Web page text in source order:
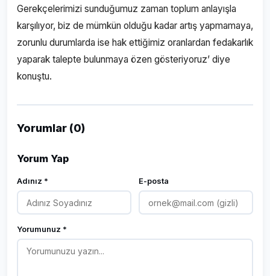
Gerekçelerimizi sunduğumuz zaman toplum anlayışla
karşılıyor, biz de mümkün olduğu kadar artış yapmamaya,
zorunlu durumlarda ise hak ettiğimiz oranlardan fedakarlık
yaparak talepte bulunmaya özen gösteriyoruz’ diye
konuştu.
Yorumlar (0)
Yorum Yap
Adınız * E-posta
Yorumunuz *